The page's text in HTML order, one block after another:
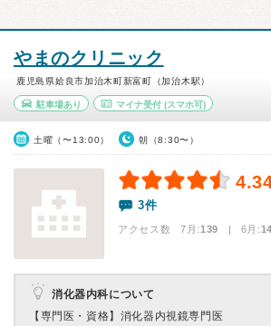
やまのクリニック
鹿児島県姶良市加治木町新富町（加治木駅）
駐車場あり マイナ受付(スマホ可)
土曜（〜13:00） 朝（8:30〜）
3件
アクセス数 7月:139 | 6月:
消化器内科について
【専門医・資格】 消化器内視鏡専門医